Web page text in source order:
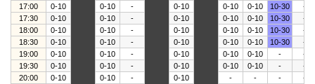
17:00
0-10 0-10 - 0-10 0-10 0-10 10-30
-
17:30
0-10 0-10 - 0-10 0-10 0-10 10-30
-
18:00
0-10 0-10 - 0-10 0-10 0-10 10-30
-
18:30
0-10 0-10 - 0-10 0-10 0-10 10-30
-
19:00
0-10 0-10 - 0-10 0-10 0-10 -
-
19:30
0-10 0-10 - 0-10 0-10 0-10 -
-
20:00
0-10 0-10 - 0-10 - - -
-